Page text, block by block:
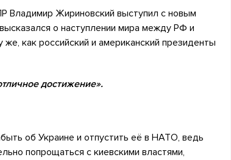
Владимир Жириновский выступил с новым
о наступлении мира между РФ и
как российский и американский президенты
достижение».
об Украине и отпустить её в НАТО, ведь
попрощаться с киевскими властями,